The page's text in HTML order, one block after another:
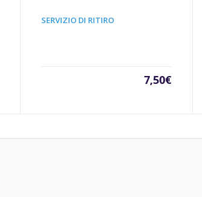
SERVIZIO DI RITIRO
7,50€